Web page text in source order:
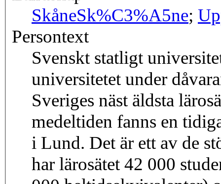
SkåneSk%C3%A5ne;
Persontext
Svenskt statligt
universitetet under
Sveriges näst äldsta
medeltiden fanns en
i Lund. Det är ett av de
har lärosätet 42 000